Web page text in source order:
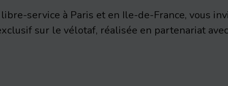
service à Paris et en Ile-de-France, vous
sur le vélotaf, réalisée en partenariat